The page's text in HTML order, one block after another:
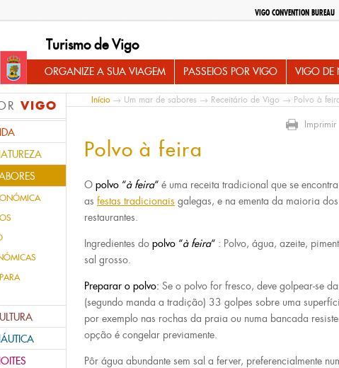
VIGO CONVENTION BUREAU
Turismo de Vigo
ORGANIZE A SUA VIAGEM PASSEIOS POR VIGO VIGO DE
VIGO Início→ Um mar de sabores → Receitário de Vigo → Polvo à
Imprimir
Polvo à feira
O polvo “à feira“ é uma receita tradicional que se
as festas tradicionais galegas, e na ementa da maioria dos
restaurantes.
Ingredientes do polvo “à feira“ : Polvo, água, azeite,
sal grosso.
Preparar o polvo: Se o polvo for fresco, deve golpear-se
(segundo manda a tradição) 33 golpes sobre uma
por exemplo nas rochas da praia ou numa bancada
opção é congelar previamente.
Pôr água abundante sem sal a ferver, preferencialmente